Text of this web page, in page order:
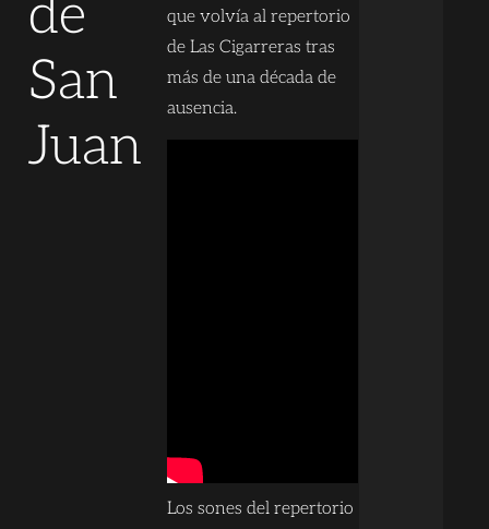
de
San
Juan
que volvía al repertorio
de Las Cigarreras tras
más de una década de
ausencia.
Los sones del repertorio